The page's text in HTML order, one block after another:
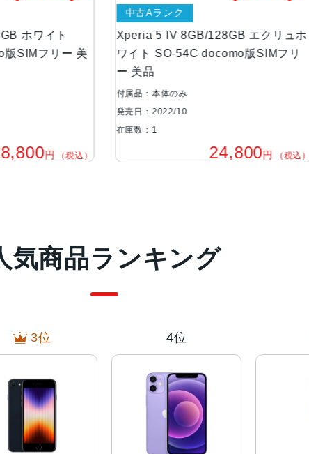
ホワイト
版SIMフリー 美
円 （税込）
Xperia 5 IV 8GB/128GB エクリュホ
ワイト SO-54C docomo版SIMフリ
ー 美品
中古Aランク
付属品：本体のみ
発売日：2022/10
在庫数：1
24,800円 （税込）
気商品ランキング
3位 4位